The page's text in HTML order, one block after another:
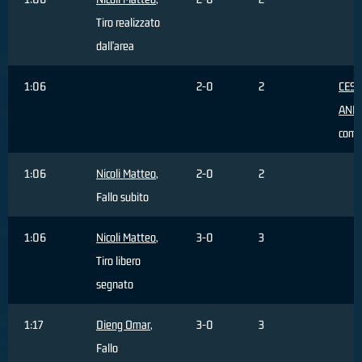
Tiro realizzato
dall'area
1:06 2-0 2
1:06 Nicoli Matteo,
Fallo subito
2-0 2
1:06 Nicoli Matteo,
Tiro libero
segnato
3-0 3
1:17 Dieng Omar,
Fallo
3-0 3